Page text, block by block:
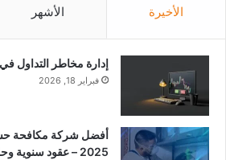
الأخيرة الأشهر
إدارة مخاطر التداول
فبراير 18, 2026
أفضل شركة مكافحة
2025 – عقود سنوية وحلول فعالة